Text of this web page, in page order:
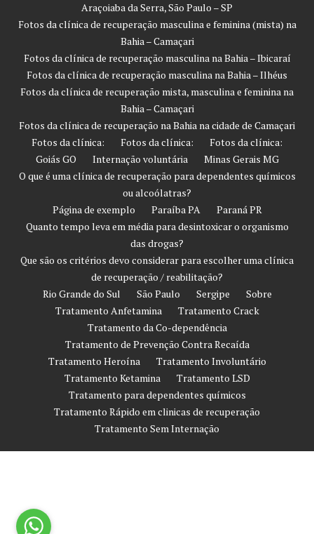
Araçoiaba da Serra, São Paulo – SP
Fotos da clínica de recuperação masculina e feminina (mista) na
Bahia – Camaçari
Fotos da clínica de recuperação masculina na Bahia – Ibicaraí
Fotos da clínica de recuperação masculina na Bahia – Ilhéus
Fotos da clínica de recuperação mista, masculina e feminina na
Bahia – Camaçari
Fotos da clínica de recuperação na Bahia na cidade de Camaçari
Fotos da clínica:
Fotos da clínica:
Fotos da clínica:
Goiás GO
Internação voluntária
Minas Gerais MG
O que é uma clínica de recuperação para dependentes químicos
ou alcoólatras?
Página de exemplo
Paraíba PA
Paraná PR
Quanto tempo leva em média para desintoxicar o organismo
das drogas?
Que são os critérios devo considerar para escolher uma clínica
de recuperação / reabilitação?
Rio Grande do Sul
São Paulo Sergipe
Sobre
Tratamento Anfetamina
Tratamento Crack
Tratamento da Co-dependência
Tratamento de Prevenção Contra Recaída
Tratamento Heroína
Tratamento Involuntário
Tratamento Ketamina
Tratamento LSD
Tratamento para dependentes químicos
Tratamento Rápido em clinicas de recuperação
Tratamento Sem Internação